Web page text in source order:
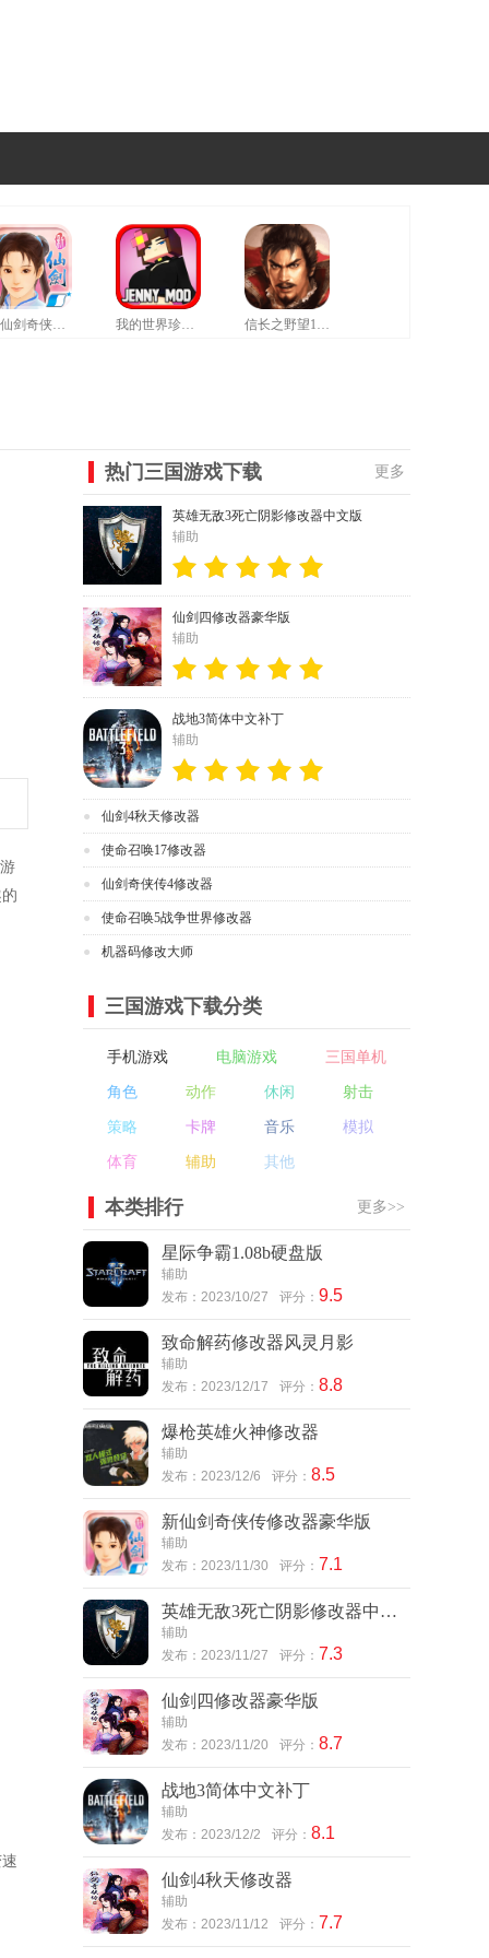
新仙剑奇侠传修改器豪华版 我的世界珍妮模组拔萝卜无遮挡版 信长之野望12革新威力加强版
热门三国游戏下载 更多
英雄无敌3死亡阴影修改器中文版
辅助
仙剑四修改器豪华版
辅助
战地3简体中文补丁
辅助
仙剑4秋天修改器
使命召唤17修改器
仙剑奇侠传4修改器
使命召唤5战争世界修改器
机器码修改大师
三国游戏下载分类
手机游戏 电脑游戏 三国单机
角色 动作 休闲 射击
策略 卡牌 音乐 模拟
体育 辅助 其他
本类排行 更多>>
星际争霸1.08b硬盘版
辅助
发布：2023/10/27
评分： 9.5
致命解药修改器风灵月影
辅助
发布：2023/12/17
评分： 8.8
爆枪英雄火神修改器
辅助
发布：2023/12/6
评分： 8.5
新仙剑奇侠传修改器豪华版
辅助
发布：2023/11/30
评分： 7.1
英雄无敌3死亡阴影修改器中文版
辅助
发布：2023/11/27
评分： 7.3
仙剑四修改器豪华版
辅助
发布：2023/11/20
评分： 8.7
战地3简体中文补丁
辅助
发布：2023/12/2
评分： 8.1
仙剑4秋天修改器
辅助
发布：2023/11/12
评分： 7.7